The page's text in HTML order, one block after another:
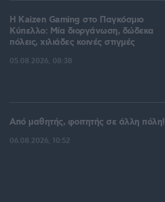
H Kaizen Gaming στο Παγκόσμιο
Kύπελλο: Μία διοργάνωση, δώδεκα
πόλεις, χιλιάδες κοινές στιγμές
05.08.2026, 08:38
Από μαθητής, φοιτητής σε άλλη πόλη!
06.08.2026, 10:52